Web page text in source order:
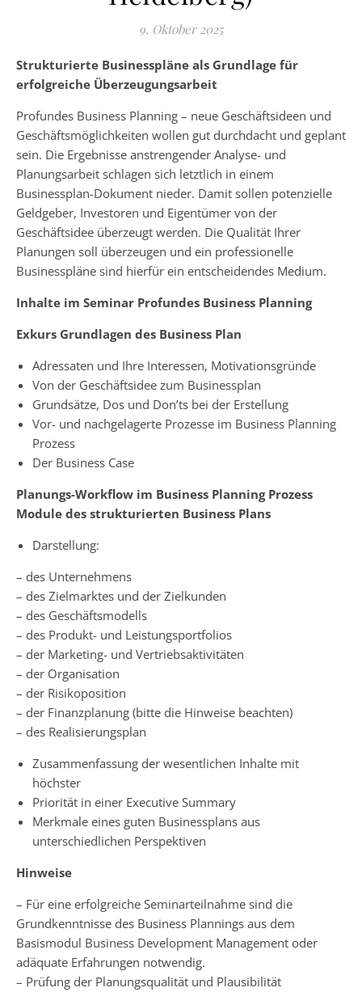
9. Oktober 2025
Strukturierte Businesspläne als Grundlage für
erfolgreiche Überzeugungsarbeit
Profundes Business Planning – neue Geschäftsideen und
Geschäftsmöglichkeiten wollen gut durchdacht und geplant
sein. Die Ergebnisse anstrengender Analyse- und
Planungsarbeit schlagen sich letztlich in einem
Businessplan-Dokument nieder. Damit sollen potenzielle
Geldgeber, Investoren und Eigentümer von der
Geschäftsidee überzeugt werden. Die Qualität Ihrer
Planungen soll überzeugen und ein professionelle
Businesspläne sind hierfür ein entscheidendes Medium.
Inhalte im Seminar Profundes Business Planning
Exkurs Grundlagen des Business Plan
Adressaten und Ihre Interessen, Motivationsgründe
Von der Geschäftsidee zum Businessplan
Grundsätze, Dos und Don’ts bei der Erstellung
Vor- und nachgelagerte Prozesse im Business Planning
Prozess
Der Business Case
Planungs-Workflow im Business Planning Prozess
Module des strukturierten Business Plans
Darstellung:
– des Unternehmens
– des Zielmarktes und der Zielkunden
– des Geschäftsmodells
– des Produkt- und Leistungsportfolios
– der Marketing- und Vertriebsaktivitäten
– der Organisation
– der Risikoposition
– der Finanzplanung (bitte die Hinweise beachten)
– des Realisierungsplan
Zusammenfassung der wesentlichen Inhalte mit
höchster
Priorität in einer Executive Summary
Merkmale eines guten Businessplans aus
unterschiedlichen Perspektiven
Hinweise
– Für eine erfolgreiche Seminarteilnahme sind die
Grundkenntnisse des Business Plannings aus dem
Basismodul Business Development Management oder
adäquate Erfahrungen notwendig.
– Prüfung der Planungsqualität und Plausibilität